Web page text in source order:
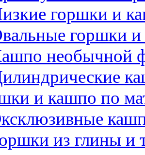
горшки и
горшки
необычной
и кашпо по
из глины и